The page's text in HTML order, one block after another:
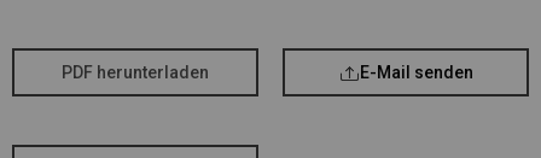
PDF herunterladen E-Mail senden